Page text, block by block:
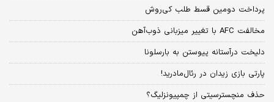
پرداخت دومین قسط طلب کی‌روش
مخالفت AFC با تغییر میزبانی ذوب‌آهن
دلیخت درآستانه پیوستن به بارسلونا
پارتی بازی زیدان در رئال‌مادرید!
حذف منچسترسیتی از چمپیونزلیگ؟